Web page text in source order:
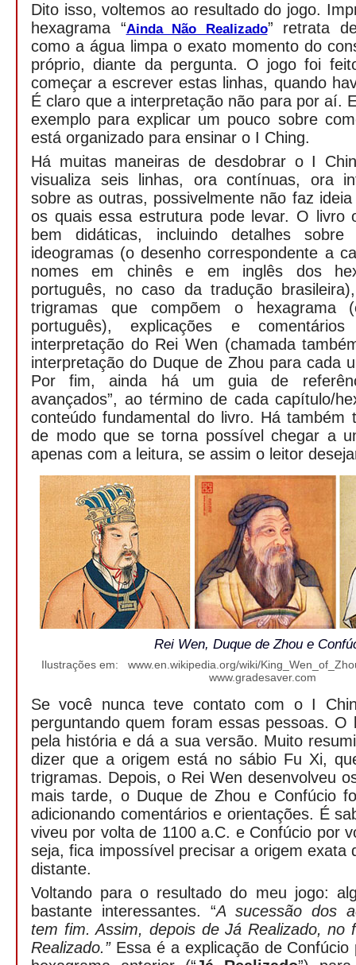
Dito isso, voltemos ao resultado do jogo.
hexagrama “Ainda Não Realizado” retrata
como a água limpa o exato momento do
próprio, diante da pergunta. O jogo foi
começar a escrever estas linhas, quando
É claro que a interpretação não para por aí.
exemplo para explicar um pouco sobre
está organizado para ensinar o I Ching.
Há muitas maneiras de desdobrar o I
visualiza seis linhas, ora contínuas, ora
sobre as outras, possivelmente não faz
os quais essa estrutura pode levar. O livro
bem didáticas, incluindo detalhes
ideogramas (o desenho correspondente a
nomes em chinês e em inglês dos
português, no caso da tradução
trigramas que compõem o hexagrama
português), explicações e
interpretação do Rei Wen (chamada
interpretação do Duque de Zhou para cada
Por fim, ainda há um guia de
avançados”, ao término de cada capítulo/
conteúdo fundamental do livro. Há também
de modo que se torna possível chegar a
apenas com a leitura, se assim o leitor
Rei Wen, Duque de Zhou e
Ilustrações em: www.en.wikipedia.org/wiki/
www.gradesaver.com
Se você nunca teve contato com o I
perguntando quem foram essas pessoas. O
pela história e dá a sua versão. Muito
dizer que a origem está no sábio Fu Xi,
trigramas. Depois, o Rei Wen desenvolveu
mais tarde, o Duque de Zhou e Confúcio
adicionando comentários e orientações. É
viveu por volta de 1100 a.C. e Confúcio por
seja, fica impossível precisar a origem exata
distante.
Voltando para o resultado do meu jogo:
bastante interessantes. “A sucessão dos
tem fim. Assim, depois de Já Realizado, no
Realizado.” Essa é a explicação de